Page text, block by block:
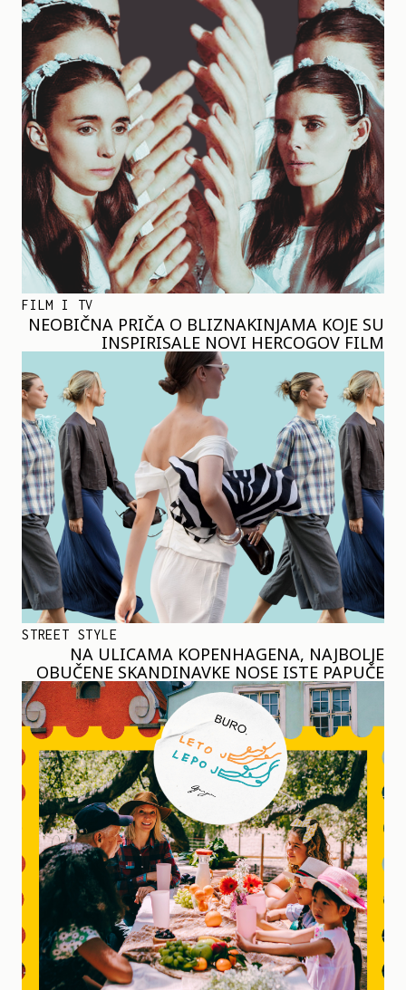
FILM I TV
NEOBIČNA PRIČA O BLIZNAKINJAMA KOJE SU
INSPIRISALE NOVI HERCOGOV FILM
STREET STYLE
NA ULICAMA KOPENHAGENA, NAJBOLJE
OBUČENE SKANDINAVKE NOSE ISTE PAPUČE